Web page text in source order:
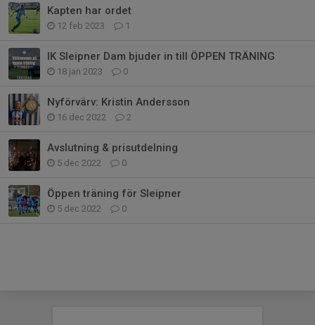
Kapten har ordet
12 feb 2023 1
IK Sleipner Dam bjuder in till ÖPPEN TRÄNING
18 jan 2023 0
Nyförvärv: Kristin Andersson
16 dec 2022 2
Avslutning & prisutdelning
5 dec 2022 0
Öppen träning för Sleipner
5 dec 2022 0